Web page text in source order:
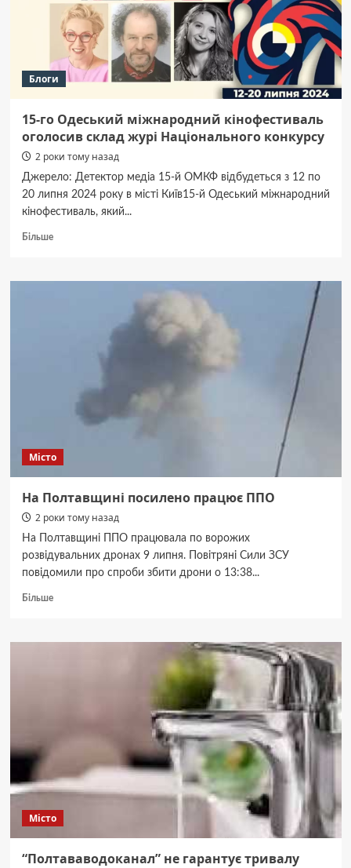
Блоги
15-го Одеський міжнародний кінофестиваль
оголосив склад журі Національного конкурсу
2 роки тому назад
Джерело: Детектор медіа 15-й ОМКФ відбудеться з 12 по
20 липня 2024 року в місті Київ15-й Одеський міжнародний
кінофестиваль, який...
БільшеДокладніше
го
Місто
На Полтавщині посилено працює ППО
2 роки тому назад
На Полтавщині ППО працювала по ворожих
розвідувальних дронах 9 липня. Повітряні Сили ЗСУ
повідомили про спроби збити дрони о 13:38...
БільшеДокладніше
Полтавщині
Місто
“Полтававодоканал” не гарантує тривалу